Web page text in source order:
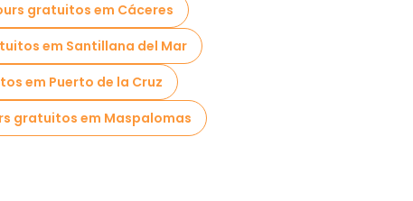
perto Puerta del Sol
gratuitos em Cáceres
em Santillana del Mar
em Puerto de la Cruz
gratuitos em Maspalomas